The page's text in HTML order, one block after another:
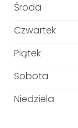
Środa
Czwartek
Piątek
Sobota
Niedziela